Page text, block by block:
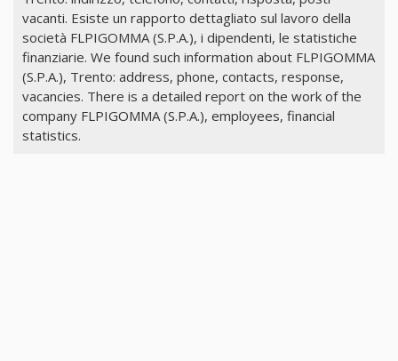
vacanti. Esiste un rapporto dettagliato sul lavoro della
società FLPIGOMMA (S.P.A.), i dipendenti, le statistiche
finanziarie. We found such information about FLPIGOMMA
(S.P.A.), Trento: address, phone, contacts, response,
vacancies. There is a detailed report on the work of the
company FLPIGOMMA (S.P.A.), employees, financial
statistics.